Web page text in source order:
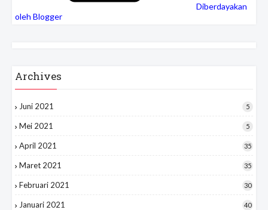
Diberdayakan
oleh Blogger
Archives
Juni 2021 5
Mei 2021 5
April 2021 35
Maret 2021 35
Februari 2021 30
Januari 2021 40